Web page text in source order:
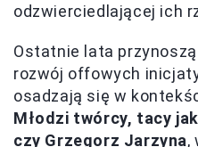
odzwierciedlającej ich
Ostatnie lata
rozwój offowych
osadzają się w
Młodzi twórcy, tacy
czy Grzegorz Jarzyna,